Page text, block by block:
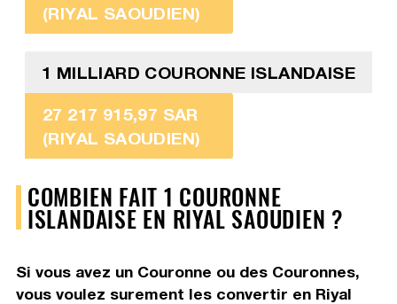
(RIYAL SAOUDIEN)
1 MILLIARD COURONNE ISLANDAISE
27 217 915,97 SAR
(RIYAL SAOUDIEN)
COMBIEN FAIT 1 COURONNE
ISLANDAISE EN RIYAL SAOUDIEN ?
Si vous avez un Couronne ou des Couronnes,
vous voulez surement les convertir en Riyal